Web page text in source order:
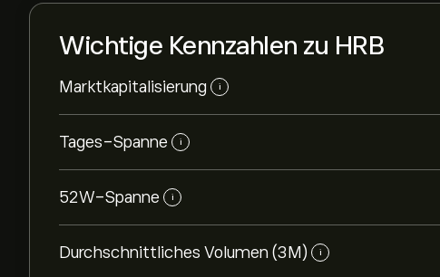
Wichtige Kennzahlen zu HRB
Marktkapitalisierung i
Tages-Spanne i
52W-Spanne i
Durchschnittliches Volumen (3M) i